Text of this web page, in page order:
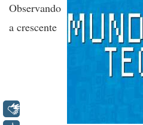
Observando
a crescente